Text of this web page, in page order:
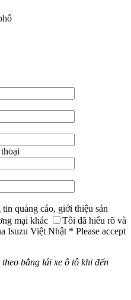
quảng cáo, giới thiệu sản
mại khác
Tôi đã hiểu rõ và
Isuzu Việt Nhật * Please accept
bằng lái xe ô tô khi đến